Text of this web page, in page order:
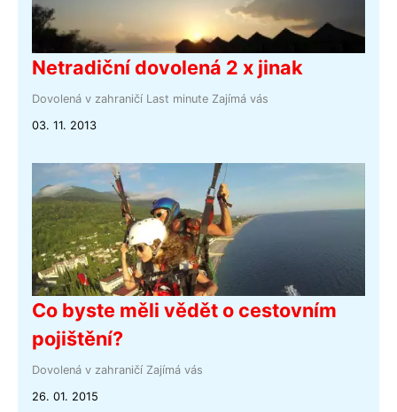
Netradiční dovolená 2 x jinak
Dovolená v zahraničí Last minute Zajímá vás
03. 11. 2013
Co byste měli vědět o cestovním
pojištění?
Dovolená v zahraničí Zajímá vás
26. 01. 2015